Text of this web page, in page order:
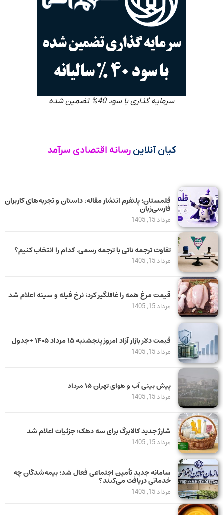
سرمایه گذاری با سود 40% تضمین شده
کیان آنلاین رسانه اقتصادی سرآمد
قلمستان؛ پلتفرم انتشار مقاله، داستان و تجربه‌های کاربران
فارسی‌زبان
مرداد 15, 1405
تفاوت ترجمه ناتی با ترجمه رسمی. کدام را انتخاب کنیم؟
مرداد 15, 1405
قیمت مرغ همه را غافلگیر کرد؛ نرخ فیله و سینه اعلام شد
مرداد 15, 1405
قیمت دلار بازار آزاد امروز پنجشنبه ۱۵ مرداد ۱۴۰۵ +جدول
مرداد 15, 1405
پیش بینی آب و هوای تهران ۱۵ مرداد
مرداد 15, 1405
شارژ جدید کالابرگ برای سه دهک؛ جزئیات اعلام شد
مرداد 15, 1405
سامانه جدید تأمین اجتماعی فعال شد؛ بیمه‌شدگان چه
خدماتی دریافت می‌کنند؟
مرداد 15, 1405